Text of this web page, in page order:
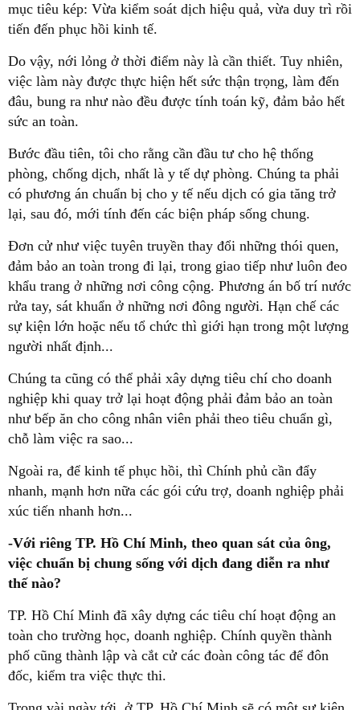
mục tiêu kép: Vừa kiểm soát dịch hiệu quả, vừa duy trì rồi
tiến đến phục hồi kinh tế.
Do vậy, nới lỏng ở thời điểm này là cần thiết. Tuy nhiên,
việc làm này được thực hiện hết sức thận trọng, làm đến
đâu, bung ra như nào đều được tính toán kỹ, đảm bảo hết
sức an toàn.
Bước đầu tiên, tôi cho rằng cần đầu tư cho hệ thống
phòng, chống dịch, nhất là y tế dự phòng. Chúng ta phải
có phương án chuẩn bị cho y tế nếu dịch có gia tăng trở
lại, sau đó, mới tính đến các biện pháp sống chung.
Đơn cử như việc tuyên truyền thay đổi những thói quen,
đảm bảo an toàn trong đi lại, trong giao tiếp như luôn đeo
khẩu trang ở những nơi công cộng. Phương án bố trí nước
rửa tay, sát khuẩn ở những nơi đông người. Hạn chế các
sự kiện lớn hoặc nếu tổ chức thì giới hạn trong một lượng
người nhất định...
Chúng ta cũng có thể phải xây dựng tiêu chí cho doanh
nghiệp khi quay trở lại hoạt động phải đảm bảo an toàn
như bếp ăn cho công nhân viên phải theo tiêu chuẩn gì,
chỗ làm việc ra sao...
Ngoài ra, để kinh tế phục hồi, thì Chính phủ cần đẩy
nhanh, mạnh hơn nữa các gói cứu trợ, doanh nghiệp phải
xúc tiến nhanh hơn...
-Với riêng TP. Hồ Chí Minh, theo quan sát của ông,
việc chuẩn bị chung sống với dịch đang diễn ra như
thế nào?
TP. Hồ Chí Minh đã xây dựng các tiêu chí hoạt động an
toàn cho trường học, doanh nghiệp. Chính quyền thành
phố cũng thành lập và cắt cử các đoàn công tác để đôn
đốc, kiểm tra việc thực thi.